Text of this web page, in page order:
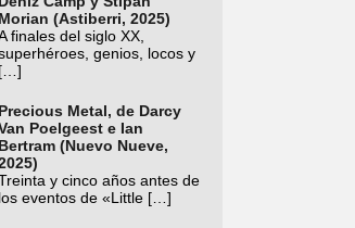
Morian (Astiberri, 2025)
finales del siglo XX,
genios, locos y
[…]
Precious Metal, de Darcy
Poelgeest e Ian
Bertram (Nuevo Nueve,
y cinco años antes de
los eventos de «Little […]